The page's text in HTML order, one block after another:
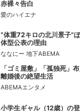
赤裸々告白
愛のハイエナ
“体重72キロの北川景子”
体型公表の理由
ななにー 地下ABEMA
「ゴミ屋敷」「孤独死」
離婚後の絶望生活
ABEMAエンタメ
小学生ギャル（12歳）の